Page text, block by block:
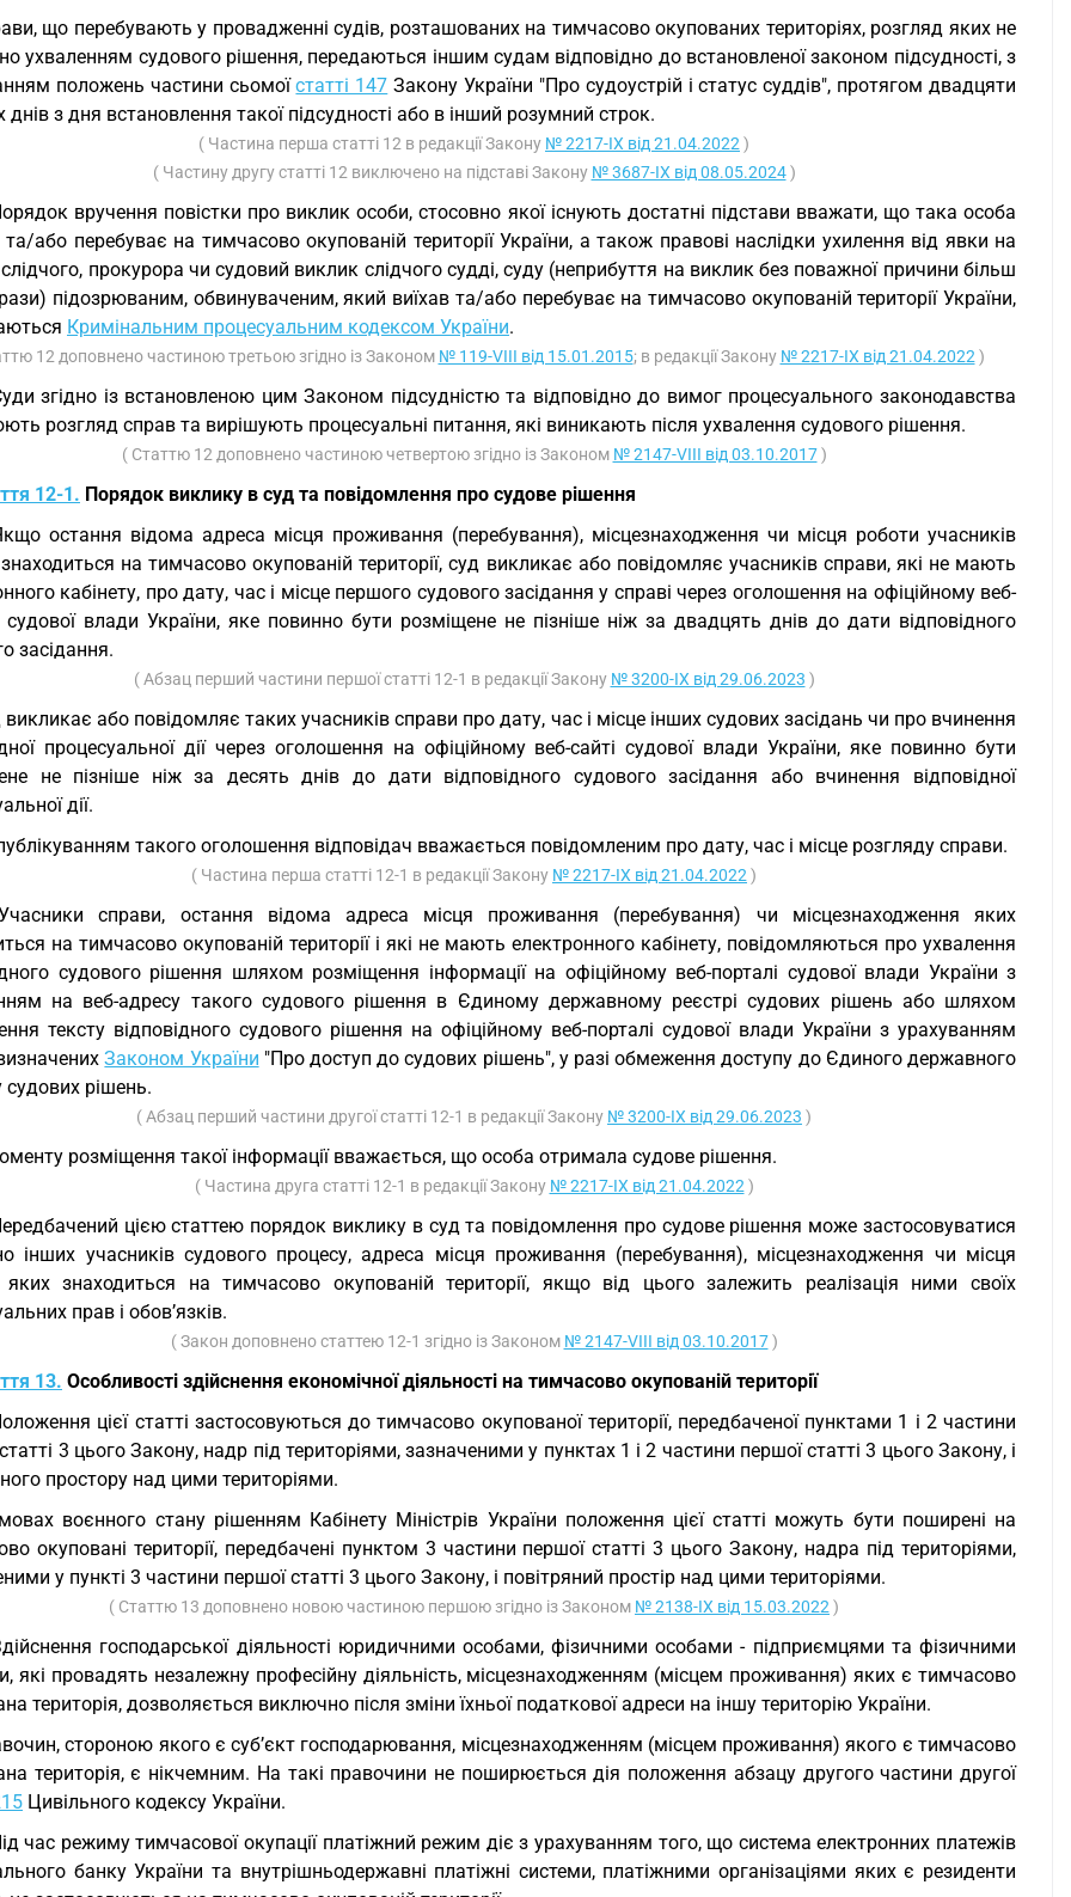
що перебувають у провадженні судів, розташованих на тимчасово окупованих територіях, розгляд яких не
ухваленням судового рішення, передаються іншим судам відповідно до встановленої законом підсудності, з
положень частини сьомоїстатті 147 Закону України "Про судоустрій і статус суддів", протягом двадцяти
днів з дня встановлення такої підсудності або в інший розумний строк.
( Частина перша статті 12 в редакції Закону № 2217-IX від 21.04.2022 )
( Частину другу статті 12 виключено на підставі Закону № 3687-IX від 08.05.2024)
вручення повістки про виклик особи, стосовно якої існують достатні підстави вважати, що така особа
та/або перебуває на тимчасово окупованій території України, а також правові наслідки ухилення від явки на
прокурора чи судовий виклик слідчого судді, суду (неприбуття на виклик без поважної причини більш
підозрюваним, обвинуваченим, який виїхав та/або перебуває на тимчасово окупованій території України,
Кримінальним процесуальним кодексом України.
12 доповнено частиною третьою згідно із Законом № 119-VIII від 15.01.2015; в редакції Закону № 2217-IX від 21.04.2022 )
згідно із встановленою цим Законом підсудністю та відповідно до вимог процесуального законодавства
розгляд справ та вирішують процесуальні питання, які виникають після ухвалення судового рішення.
( Статтю 12 доповнено частиною четвертою згідно із Законом № 2147-VIII від 03.10.2017)
12-1. Порядок виклику в суд та повідомлення про судове рішення
остання відома адреса місця проживання (перебування), місцезнаходження чи місця роботи учасників
на тимчасово окупованій території, суд викликає або повідомляє учасників справи, які не мають
кабінету, про дату, час і місце першого судового засідання у справі через оголошення на офіційному веб-
судової влади України, яке повинно бути розміщене не пізніше ніж за двадцять днів до дати відповідного
засідання.
( Абзац перший частини першої статті 12-1 в редакції Закону № 3200-IX від 29.06.2023 )
викликає або повідомляє таких учасників справи про дату, час і місце інших судових засідань чи про вчинення
процесуальної дії через оголошення на офіційному веб-сайті судової влади України, яке повинно бути
не пізніше ніж за десять днів до дати відповідного судового засідання або вчинення відповідної
дії.
такого оголошення відповідач вважається повідомленим про дату, час і місце розгляду справи.
( Частина перша статті 12-1 в редакції Закону № 2217-IX від 21.04.2022 )
справи, остання відома адреса місця проживання (перебування) чи місцезнаходження яких
на тимчасово окупованій території і які не мають електронного кабінету, повідомляються про ухвалення
судового рішення шляхом розміщення інформації на офіційному веб-порталі судової влади України з
на веб-адресу такого судового рішення в Єдиному державному реєстрі судових рішень або шляхом
тексту відповідного судового рішення на офіційному веб-порталі судової влади України з урахуванням
Законом України "Про доступ до судових рішень", у разі обмеження доступу до Єдиного державного
судових рішень.
( Абзац перший частини другої статті 12-1 в редакції Закону № 3200-IX від 29.06.2023 )
розміщення такої інформації вважається, що особа отримала судове рішення.
( Частина друга статті 12-1 в редакції Закону № 2217-IX від 21.04.2022 )
цією статтею порядок виклику в суд та повідомлення про судове рішення може застосовуватися
інших учасників судового процесу, адреса місця проживання (перебування), місцезнаходження чи місця
яких знаходиться на тимчасово окупованій території, якщо від цього залежить реалізація ними своїх
прав і обов’язків.
( Закон доповнено статтею 12-1 згідно із Законом № 2147-VIII від 03.10.2017)
13. Особливості здійснення економічної діяльності на тимчасово окупованій території
цієї статті застосовуються до тимчасово окупованої території, передбаченої пунктами 1 і 2 частини
3 цього Закону, надр під територіями, зазначеними у пунктах 1 і 2 частини першої статті 3 цього Закону, і
простору над цими територіями.
воєнного стану рішенням Кабінету Міністрів України положення цієї статті можуть бути поширені на
окуповані території, передбачені пунктом 3 частини першої статті 3 цього Закону, надра під територіями,
у пункті 3 частини першої статті 3 цього Закону, і повітряний простір над цими територіями.
( Статтю 13 доповнено новою частиною першою згідно із Законом № 2138-IX від 15.03.2022 )
господарської діяльності юридичними особами, фізичними особами - підприємцями та фізичними
які провадять незалежну професійну діяльність, місцезнаходженням (місцем проживання) яких є тимчасово
територія, дозволяється виключно після зміни їхньої податкової адреси на іншу територію України.
стороною якого є суб’єкт господарювання, місцезнаходженням (місцем проживання) якого є тимчасово
територія, є нікчемним. На такі правочини не поширюється дія положення абзацу другого частини другої
Цивільного кодексу України.
час режиму тимчасової окупації платіжний режим діє з урахуванням того, що система електронних платежів
банку України та внутрішньодержавні платіжні системи, платіжними організаціями яких є резиденти